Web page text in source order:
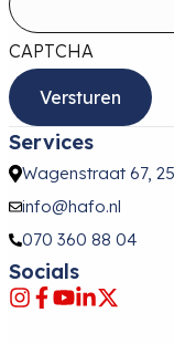
CAPTCHA
Services
Wagenstraat 67,
info@hafo.nl
070 360 88 04
Socials